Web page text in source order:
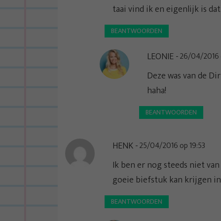
taai vind ik en eigenlijk is
BEANTWOORDEN
LEONIE 26/04/2016
Deze was van de
haha!
BEANTWOORDEN
HENK 25/04/2016 op 19:53
Ik ben er nog steeds niet
goeie biefstuk kan krijgen
BEANTWOORDEN